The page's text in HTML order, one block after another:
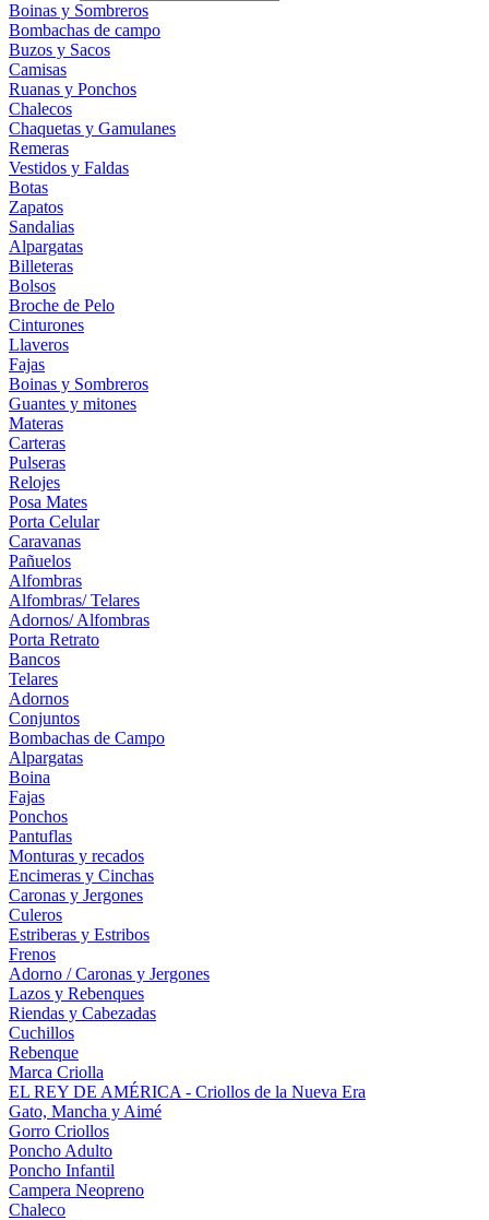
Boinas y Sombreros
Bombachas de campo
Buzos y Sacos
Camisas
Ruanas y Ponchos
Chalecos
Chaquetas y Gamulanes
Remeras
Vestidos y Faldas
Botas
Zapatos
Sandalias
Alpargatas
Billeteras
Bolsos
Broche de Pelo
Cinturones
Llaveros
Fajas
Boinas y Sombreros
Guantes y mitones
Materas
Carteras
Pulseras
Relojes
Posa Mates
Porta Celular
Caravanas
Pañuelos
Alfombras
Alfombras/ Telares
Adornos/ Alfombras
Porta Retrato
Bancos
Telares
Adornos
Conjuntos
Bombachas de Campo
Alpargatas
Boina
Fajas
Ponchos
Pantuflas
Monturas y recados
Encimeras y Cinchas
Caronas y Jergones
Culeros
Estriberas y Estribos
Frenos
Adorno / Caronas y Jergones
Lazos y Rebenques
Riendas y Cabezadas
Cuchillos
Rebenque
Marca Criolla
EL REY DE AMÉRICA - Criollos de la Nueva Era
Gato, Mancha y Aimé
Gorro Criollos
Poncho Adulto
Poncho Infantil
Campera Neopreno
Chaleco